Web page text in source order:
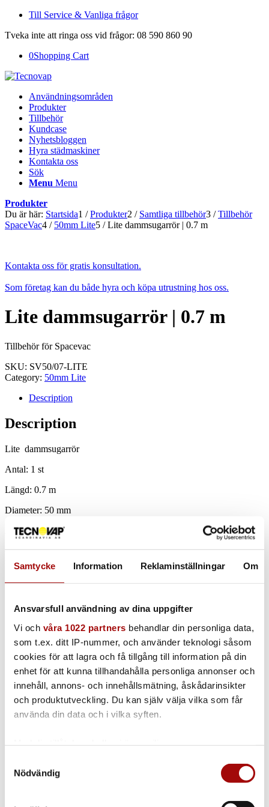
Samtycke Information Reklaminställningar Om
Ansvarsfull användning av dina uppgifter
Vi och våra 1022 partners behandlar din personliga data,
som t.ex. ditt IP-nummer, och använder teknologi såsom
cookies för att lagra och få tillgång till information på din
enhet för att kunna tillhandahålla personliga annonser och
innehåll, annons- och innehållsmätning, åskådarinsikter
och produktutveckling. Du kan själv välja vilka som får
använda din data och i vilka syften.
som kan ha en noggrannhet på upp till flera meter
Nödvändig
Till Service & Vanliga frågor
Tveka inte att ringa oss vid frågor: 08 590 860 90
0Shopping Cart
Användningsområden
Produkter
Tillbehör
Kundcase
Nyhetsbloggen
Hyra städmaskiner
Kontakta oss
Sök
Menu Menu
Produkter
Du är här: Startsida1 / Produkter2 / Samtliga tillbehör3 / Tillbehör
SpaceVac4 / 50mm Lite5 / Lite dammsugarrör | 0.7 m
Kontakta oss för gratis konsultation.
Som företag kan du både hyra och köpa utrustning hos oss.
Lite dammsugarrör | 0.7 m
Tillbehör för Spacevac
SKU: SV50/07-LITE
Category: 50mm Lite
Description
Description
Lite dammsugarrör
Antal: 1 st
Längd: 0.7 m
Diameter: 50 mm
Artnr: SV50/07-LITE
ATEX Böj 90 grader
1st | 50mm | 90 graders vinkel
ATEX Adapter slang till rör
1st | 50mm